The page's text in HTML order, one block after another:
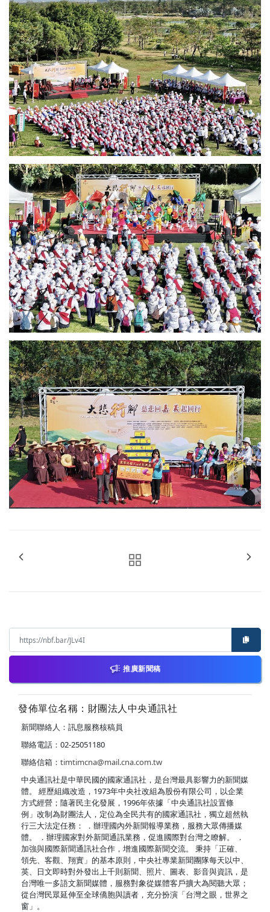
推廣新聞稿
發佈單位名稱：財團法人中央通訊社
新聞聯絡人：訊息服務核稿員
聯絡電話：02-25051180
聯絡信箱： timtimcna@mail.cna.com.tw
中央通訊社是中華民國的國家通訊社，是台灣最具影響力的新聞媒
體。 經歷組織改造，1973年中央社改組為股份有限公司，以企業
方式經營；隨著民主化發展，1996年依據「中央通訊社設置條
例」改制為財團法人，定位為全民共有的國家通訊社，獨立超然執
行三大法定任務： ．辦理國內外新聞報導業務，服務大眾傳播媒
體。 ．辦理國家對外新聞通訊業務，促進國際對台灣之瞭解。 ．
加強與國際新聞通訊社合作，增進國際新聞交流。 秉持「正確、
領先、客觀、翔實」的基本原則，中央社專業新聞團隊每天以中、
英、日文即時對外發出上千則新聞、照片、圖表、影音與資訊，是
台灣唯一多語文新聞媒體，服務對象從媒體客戶擴大為閱聽大眾；
從台灣民眾延伸至全球僑胞與讀者，充分扮演「台灣之眼，世界之
窗」。